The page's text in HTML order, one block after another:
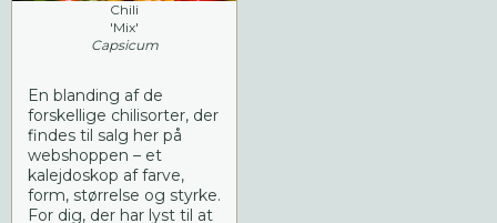
Chili
'Mix'
Capsicum
En blanding af de
forskellige chilisorter, der
findes til salg her på
webshoppen – et
kalejdoskop af farve,
form, størrelse og styrke.
For dig, der har lyst til at